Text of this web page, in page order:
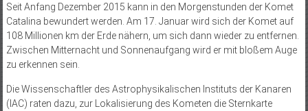
Seit Anfang Dezember 2015 kann in den Morgenstunden der Komet
Catalina bewundert werden. Am 17. Januar wird sich der Komet auf
108 Millionen km der Erde nähern, um sich dann wieder zu entfernen.
Zwischen Mitternacht und Sonnenaufgang wird er mit bloßem Auge
zu erkennen sein.
Die Wissenschaftler des Astrophysikalischen Instituts der Kanaren
(IAC) raten dazu, zur Lokalisierung des Kometen die Sternkarte